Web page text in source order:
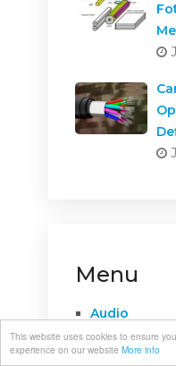
This website uses cookies to ensure
experience on our website More info
Menu
Audio
Elektronika